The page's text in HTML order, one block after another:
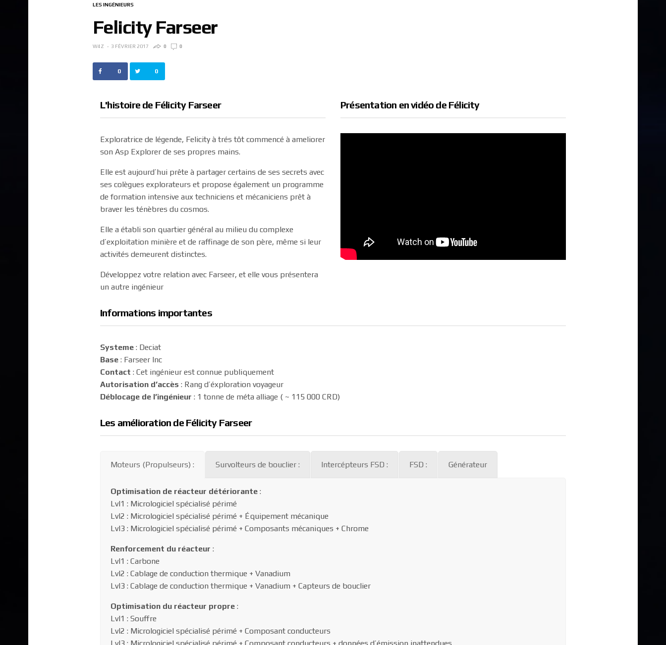
LES INGÉNIEURS
Felicity Farseer
W4Z 3 FÉVRIER 2017 0 0
0 0
L'histoire de Félicity Farseer
Exploratrice de légende, Felicity à trés tôt commencé à ameliorer
son Asp Explorer de ses propres mains.
Elle est aujourd’hui prête à partager certains de ses secrets avec
ses colègues explorateurs et propose également un programme
de formation intensive aux techniciens et mécaniciens prêt à
braver les ténèbres du cosmos.
Elle a établi son quartier général au milieu du complexe
d’exploitation minière et de raffinage de son père, même si leur
activités demeurent distinctes.
Développez votre relation avec Farseer, et elle vous présentera
un autre ingénieur
Présentation en vidéo de Félicity
Informations importantes
Systeme : Deciat
Base : Farseer Inc
Contact : Cet ingénieur est connue publiquement
Autorisation d’accès : Rang d’éxploration voyageur
Déblocage de l’ingénieur : 1 tonne de méta alliage ( ~ 115 000 CRD)
Les amélioration de Félicity Farseer
Moteurs (Propulseurs) : Survolteurs de bouclier : Intercépteurs FSD : FSD : Générateur
Optimisation de réacteur détériorante :
Lvl1 : Micrologiciel spécialisé périmé
Lvl2 : Micrologiciel spécialisé périmé + Équipement mécanique
Lvl3 : Micrologiciel spécialisé périmé + Composants mécaniques + Chrome
Renforcement du réacteur :
Lvl1 : Carbone
Lvl2 : Cablage de conduction thermique + Vanadium
Lvl3 : Cablage de conduction thermique + Vanadium + Capteurs de bouclier
Optimisation du réacteur propre :
Lvl1 : Souffre
Lvl2 : Micrologiciel spécialisé périmé + Composant conducteurs